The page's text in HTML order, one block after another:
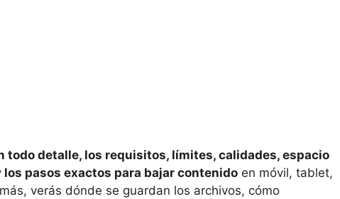
todo detalle, los requisitos, límites, calidades, espacio
pasos exactos para bajar contenido en móvil, tablet,
verás dónde se guardan los archivos, cómo